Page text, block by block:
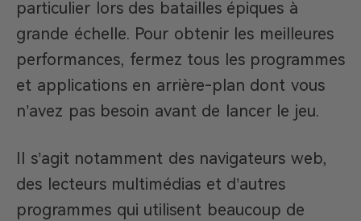
particulier lors des batailles épiques à
grande échelle. Pour obtenir les meilleures
performances, fermez tous les programmes
et applications en arrière-plan dont vous
n’avez pas besoin avant de lancer le jeu.
Il s’agit notamment des navigateurs web,
des lecteurs multimédias et d’autres
programmes qui utilisent beaucoup de